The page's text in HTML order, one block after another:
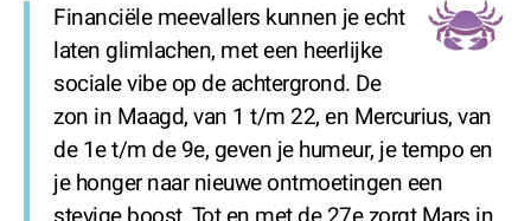
Financiële meevallers kunnen je echt
laten glimlachen, met een heerlijke
sociale vibe op de achtergrond. De
zon in Maagd, van 1 t/m 22, en Mercurius, van
de 1e t/m de 9e, geven je humeur, je tempo en
je honger naar nieuwe ontmoetingen een